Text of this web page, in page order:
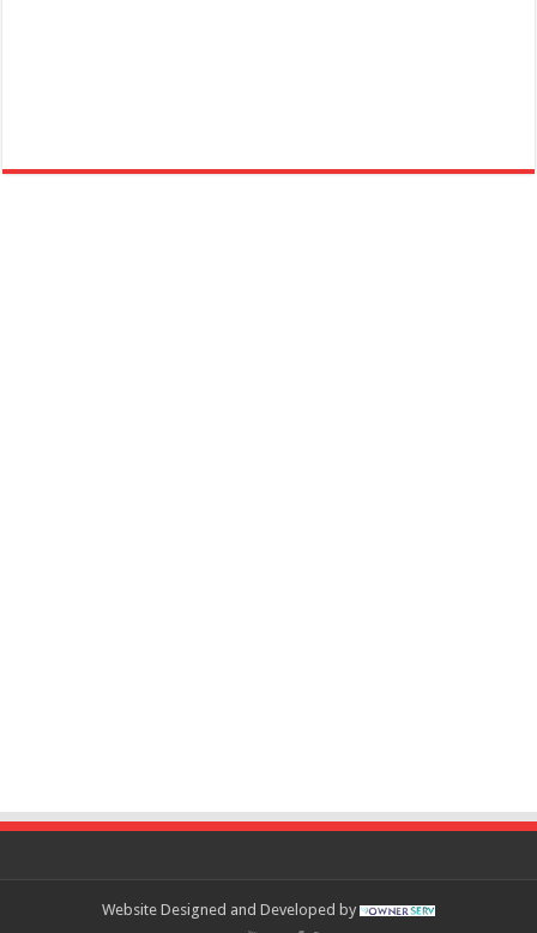
Website Designed and Developed by